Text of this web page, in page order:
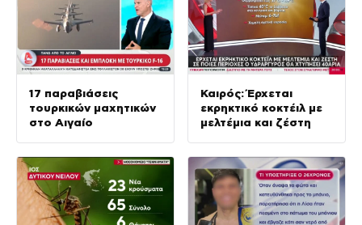
17 παραβιάσεις
τουρκικών μαχητικών
στο Αιγαίο
Καιρός: Έρχεται
εκρηκτικό κοκτέιλ με
μελτέμια και ζέστη